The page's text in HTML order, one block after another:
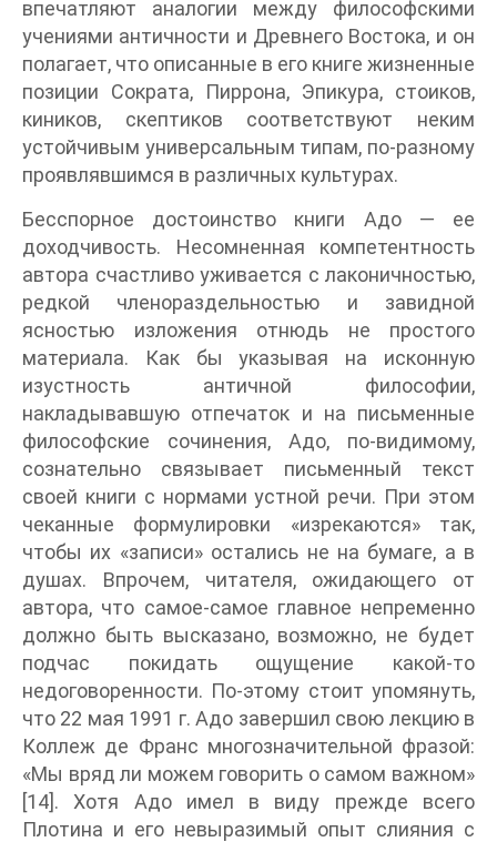
впечатляют аналогии между философскими
учениями античности и Древнего Востока, и он
полагает, что описанные в его книге жизненные
позиции Сократа, Пиррона, Эпикура, стоиков,
киников, скептиков соответствуют неким
устойчивым универсальным типам, по-разному
проявлявшимся в различных культурах.
Бесспорное достоинство книги Адо — ее
доходчивость. Несомненная компетентность
автора счастливо уживается с лаконичностью,
редкой членораздельностью и завидной
ясностью изложения отнюдь не простого
материала. Как бы указывая на исконную
изустность античной философии,
накладывавшую отпечаток и на письменные
философские сочинения, Адо, по-видимому,
сознательно связывает письменный текст
своей книги с нормами устной речи. При этом
чеканные формулировки «изрекаются» так,
чтобы их «записи» остались не на бумаге, а в
душах. Впрочем, читателя, ожидающего от
автора, что самое-самое главное непременно
должно быть высказано, возможно, не будет
подчас покидать ощущение какой-то
недоговоренности. По-этому стоит упомянуть,
что 22 мая 1991 г. Адо завершил свою лекцию в
Коллеж де Франс многозначительной фразой:
«Мы вряд ли можем говорить о самом важном»
[14]. Хотя Адо имел в виду прежде всего
Плотина и его невыразимый опыт слияния с